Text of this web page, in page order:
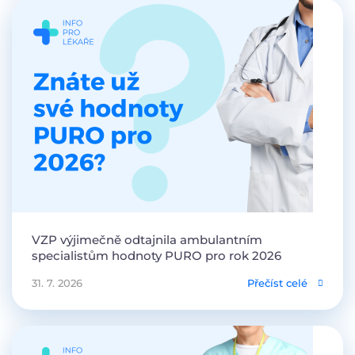
VZP výjimečně odtajnila ambulantním
specialistům hodnoty PURO pro rok 2026
31. 7. 2026 Přečíst celé